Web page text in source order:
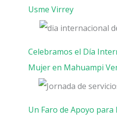
Usme Virrey
Celebramos el Día
Mujer en Mahuampi
Un Faro de Apoyo